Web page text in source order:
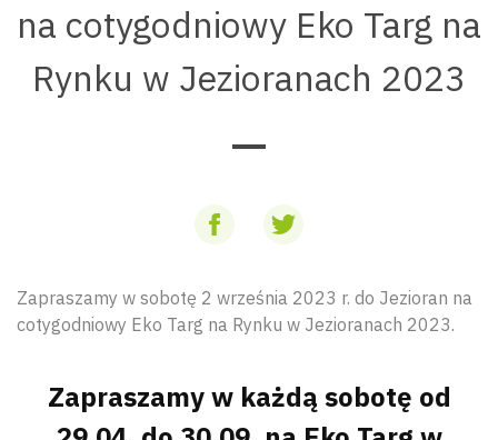
na cotygodniowy Eko Targ na
Rynku w Jezioranach 2023
Zapraszamy w sobotę 2 września 2023 r. do Jezioran na
cotygodniowy Eko Targ na Rynku w Jezioranach 2023.
Zapraszamy w każdą sobotę od